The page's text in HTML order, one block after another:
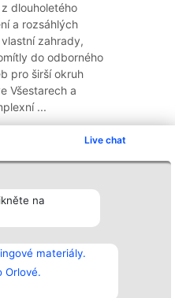
Live chat
na
materiály.
Orlové.
dlouholetého
a rozsáhlých
zahrady,
do odborného
pro širší okruh
Všestarech a
...
Kontakt